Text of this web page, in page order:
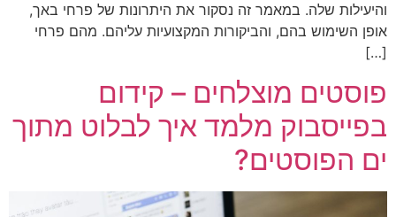
והיעילות שלה. במאמר זה נסקור את היתרונות של פרחי באך,
אופן השימוש בהם, והביקורות המקצועיות עליהם. מהם פרחי
[…]
פוסטים מוצלחים – קידום
בפייסבוק מלמד איך לבלוט מתוך
ים הפוסטים?